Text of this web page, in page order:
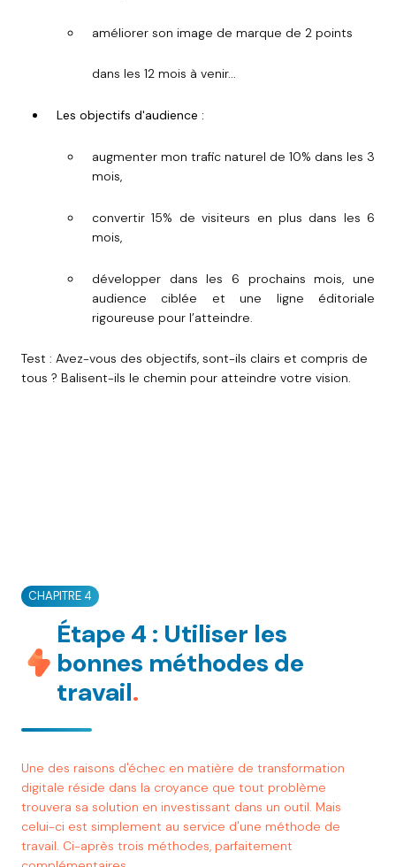
améliorer son image de marque de 2 points
dans les 12 mois à venir...
Les objectifs d'audience :
augmenter mon trafic naturel de 10% dans les 3
mois,
convertir 15% de visiteurs en plus dans les 6
mois,
développer dans les 6 prochains mois, une
audience ciblée et une ligne éditoriale
rigoureuse pour l’atteindre.
Test : Avez-vous des objectifs, sont-ils clairs et compris de
tous ? Balisent-ils le chemin pour atteindre votre vision.
CHAPITRE 4
Étape 4 : Utiliser les
bonnes méthodes de
travail.
Une des raisons d'échec en matière de transformation
digitale réside dans la croyance que tout problème
trouvera sa solution en investissant dans un outil. Mais
celui-ci est simplement au service d'une méthode de
travail. Ci-après trois méthodes, parfaitement